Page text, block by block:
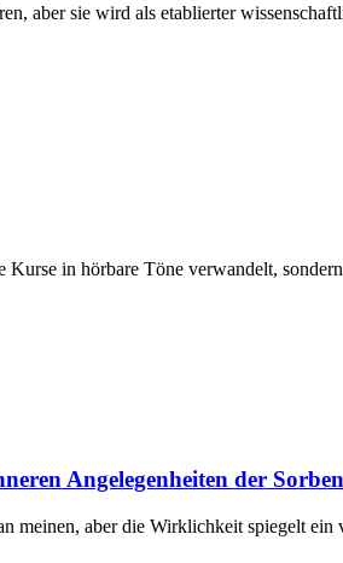
aber sie wird als etablierter
in hörbare Töne verwandelt,
Angelegenheiten der Sorben
meinen, aber die Wirklichkeit spiegelt